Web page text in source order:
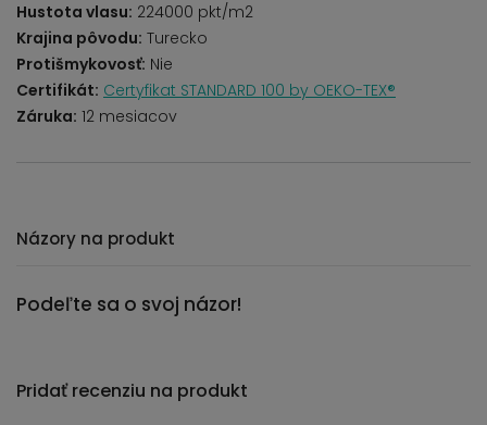
Hustota vlasu: 224000 pkt/m2
Krajina pôvodu: Turecko
Protišmykovosť: Nie
Certifikát: Certyfikat STANDARD 100 by OEKO-TEX®
Záruka: 12 mesiacov
Názory na produkt
Podeľte sa o svoj názor!
Pridať recenziu na produkt